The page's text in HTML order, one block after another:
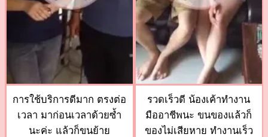
การใช้บริการดีมาก ตรงต่อ
เวลา มาก่อนเวลาด้วยซ้ำ
นะค่ะ แล้วก็ขนย้าย
รวดเร็วดี น้องเค้าทำงาน
มืออาชีพนะ ขนของแล้วก็
ของไม่เสียหาย ทำงานเร็ว